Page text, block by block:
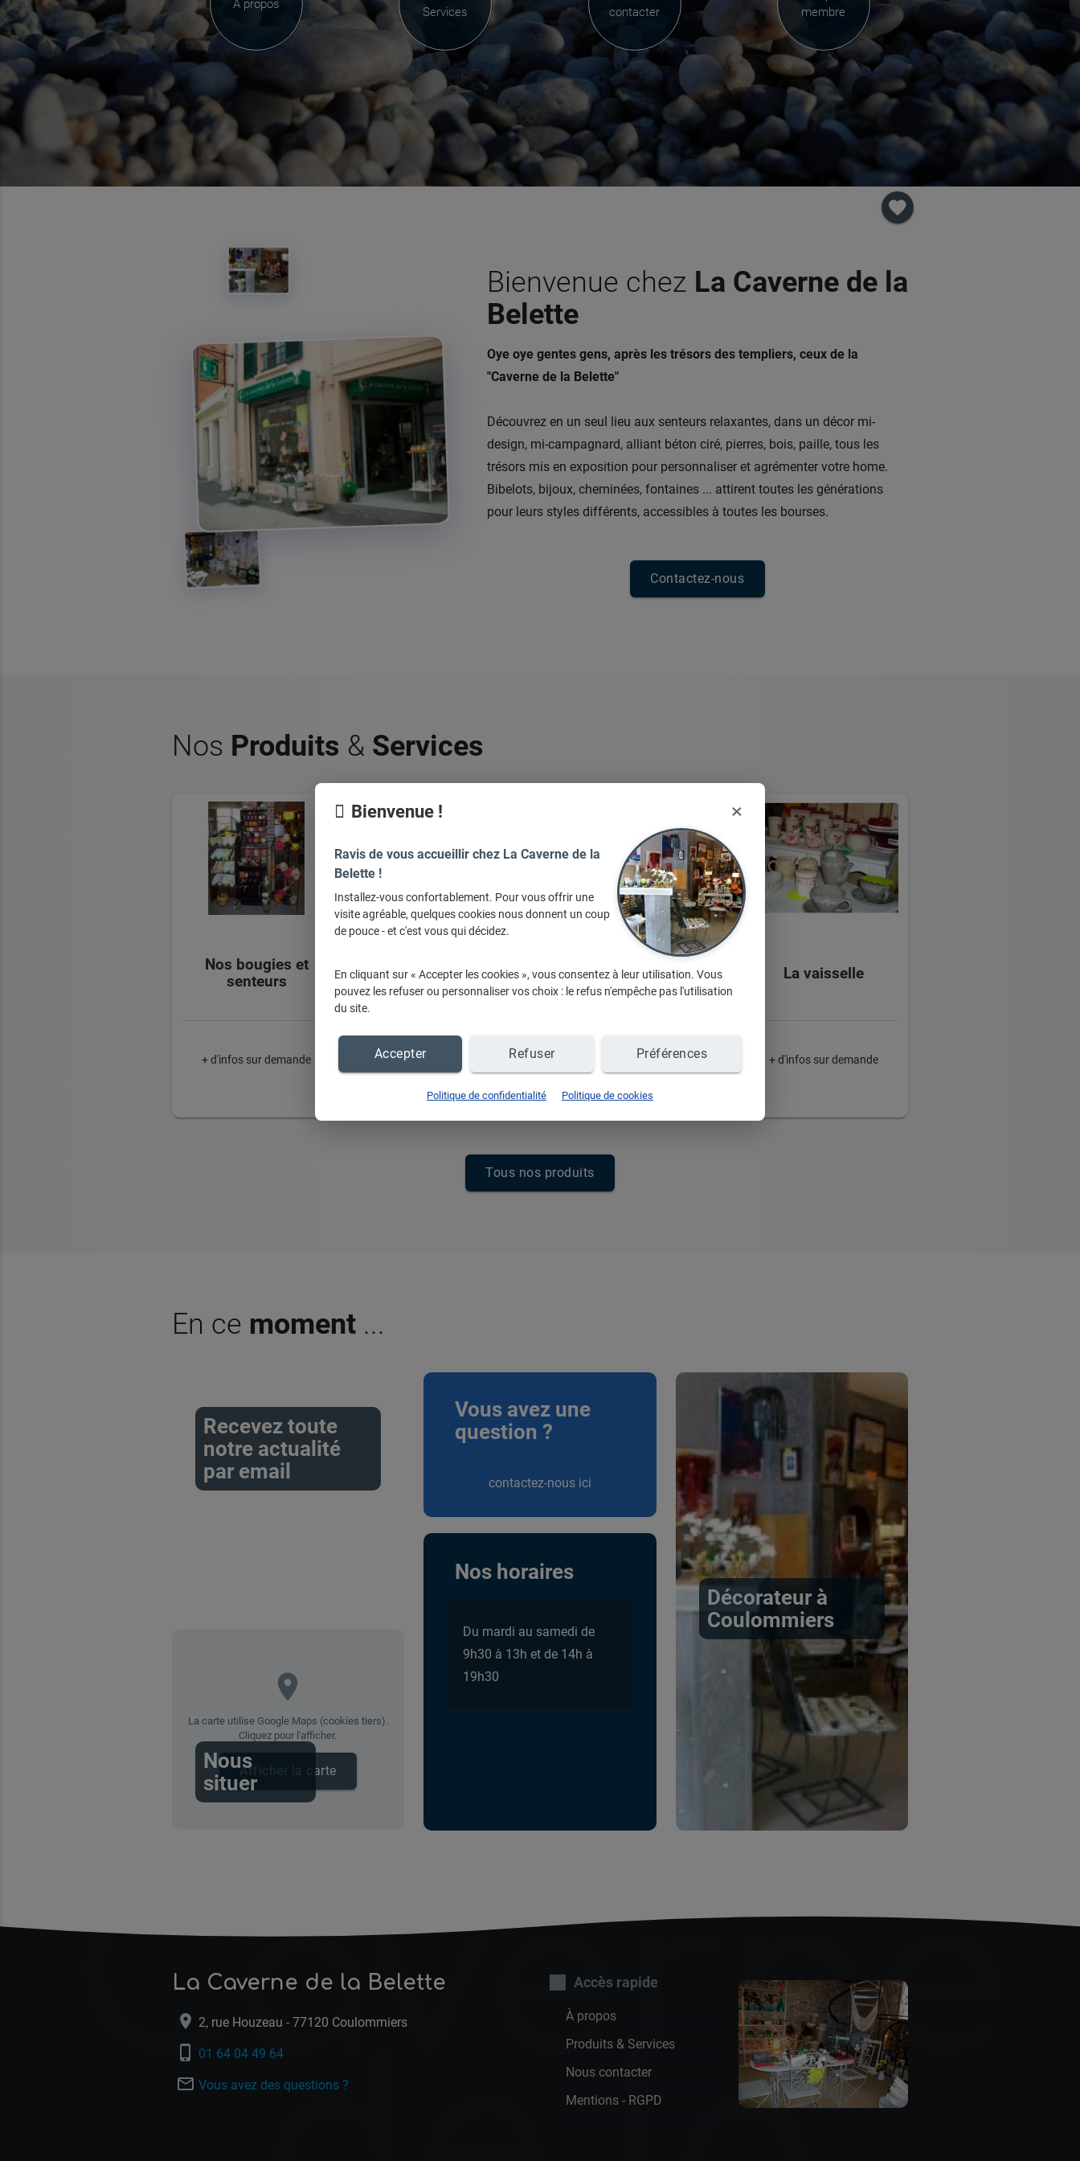
À propos
Services
contacter
membre
favorite
Bienvenue chez La Caverne de la
Belette
Oye oye gentes gens, après les trésors des templiers, ceux de la
"Caverne de la Belette"
Découvrez en un seul lieu aux senteurs relaxantes, dans un décor mi-
design, mi-campagnard, alliant béton ciré, pierres, bois, paille, tous les
trésors mis en exposition pour personnaliser et agrémenter votre home.
Bibelots, bijoux, cheminées, fontaines ... attirent toutes les générations
pour leurs styles différents, accessibles à toutes les bourses.
Contactez-nous
Nos Produits & Services
Nos bougies et
senteurs
+ d'infos sur demande
décoration
+ d'infos sur demande
Les mirroirs
+ d'infos sur demande
La vaisselle
+ d'infos sur demande
Tous nos produits
En ce moment...
Recevez toute
notre actualité
par email
place
La carte utilise Google Maps (cookies tiers).
Cliquez pour l'afficher.
Afficher la carte
Nous
situer
Vous avez une
question ?
contactez-nous ici
Nos horaires
Du mardi au samedi de
9h30 à 13h et de 14h à
19h30
Décorateur à
Coulommiers
La
Caverne
La Caverne de la Belette
location_on 2, rue Houzeau - 77120 Coulommiers
phone_iphone 01 64 04 49 64
mail_outline Vous avez des questions ?
Accès rapide
À propos
Produits & Services
Nous contacter
Mentions - RGPD
Bienvenue ! ×
Ravis de vous accueillir chez La Caverne de la
Belette !
Installez-vous confortablement. Pour vous offrir une
visite agréable, quelques cookies nous donnent un coup
de pouce - et c'est vous qui décidez.
En cliquant sur « Accepter les cookies », vous consentez à leur utilisation. Vous
pouvez les refuser ou personnaliser vos choix : le refus n'empêche pas l'utilisation
du site.
Accepter Refuser Préférences
Politique de confidentialité Politique de cookies